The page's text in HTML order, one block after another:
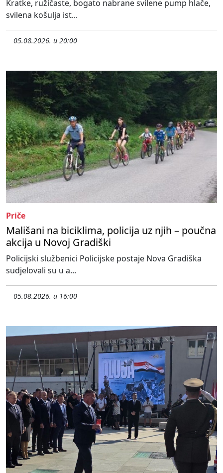
Kratke, ružičaste, bogato nabrane svilene pump hlače,
svilena košulja ist...
05.08.2026. u 20:00
Priče
Mališani na biciklima, policija uz njih – poučna
akcija u Novoj Gradiški
Policijski službenici Policijske postaje Nova Gradiška
sudjelovali su u a...
05.08.2026. u 16:00